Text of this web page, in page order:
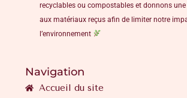
recyclables ou compostables et donnons une
aux matériaux reçus afin de limiter notre
l’environnement
Navigation
Accueil du site